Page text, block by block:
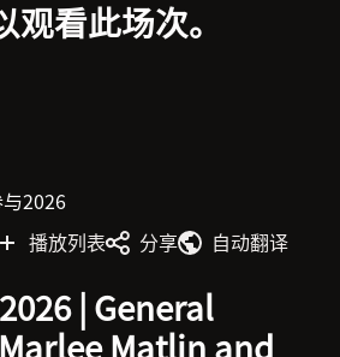
观看此场次。
线上
实体方式进行
2026
2026
播放列表 分享 自动翻译
| General
Matlin and